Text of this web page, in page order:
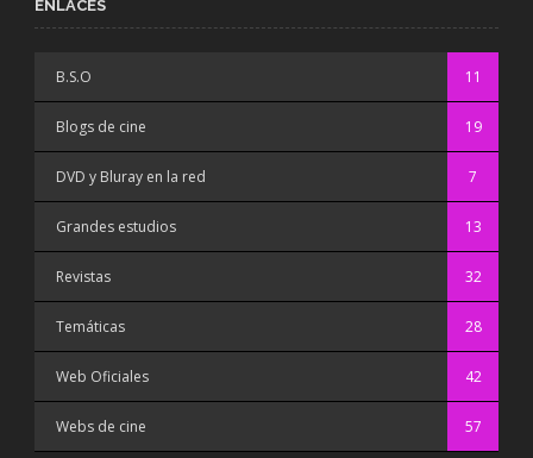
ENLACES
B.S.O 11
Blogs de cine 19
DVD y Bluray en la red 7
Grandes estudios 13
Revistas 32
Temáticas 28
Web Oficiales 42
Webs de cine 57